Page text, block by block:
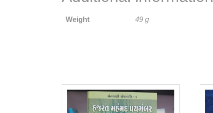
Weight 49 g